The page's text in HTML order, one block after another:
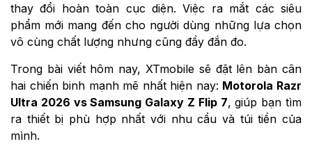
thay đổi hoàn toàn cục diện. Việc ra mắt các siêu
phẩm mới mang đến cho người dùng những lựa chọn
vô cùng chất lượng nhưng cũng đầy đắn đo.
Trong bài viết hôm nay, XTmobile sẽ đặt lên bàn cân
hai chiến binh mạnh mẽ nhất hiện nay: Motorola Razr
Ultra 2026 vs Samsung Galaxy Z Flip 7, giúp bạn tìm
ra thiết bị phù hợp nhất với nhu cầu và túi tiền của
mình.